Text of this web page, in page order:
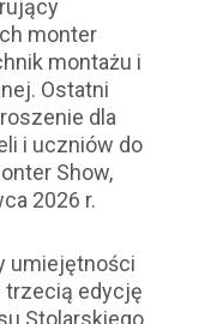
monter
montażu i
Ostatni
dla
i uczniów do
Show,
2026 r.
umiejętności
trzecią edycję
Stolarskiego